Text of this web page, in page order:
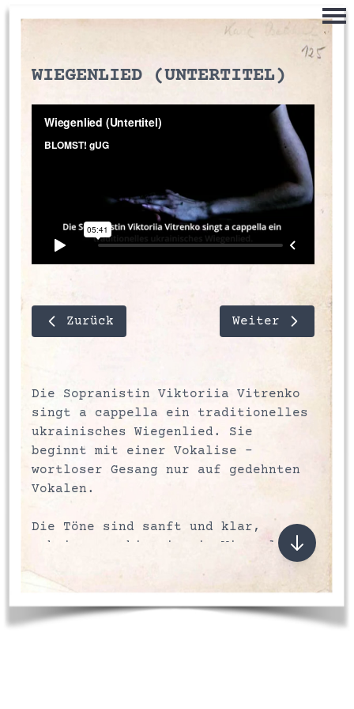
WIEGENLIED (UNTERTITEL)
Zurück Weiter
Die Sopranistin Viktoriia Vitrenko
singt a cappella ein traditionelles
ukrainisches Wiegenlied. Sie
beginnt mit einer Vokalise –
wortloser Gesang nur auf gedehnten
Vokalen.
Die Töne sind sanft und klar,
schwingen ruhig wie ein Wiegenlied.
Zwischen den Phrasen ist ihre
bewusste, tiefe Atmung hörbar.
Die Stimme bleibt in mittlerer